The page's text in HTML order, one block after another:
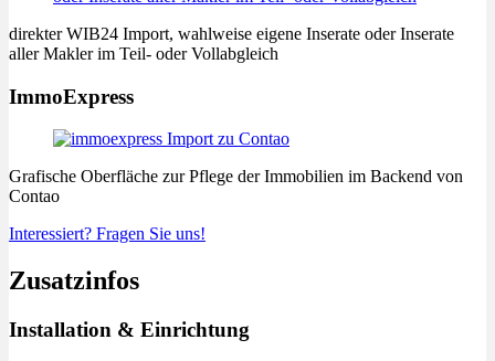
direkter WIB24 Import, wahlweise eigene Inserate oder Inserate
aller Makler im Teil- oder Vollabgleich
ImmoExpress
Grafische Oberfläche zur Pflege der Immobilien im Backend von
Contao
Interessiert? Fragen Sie uns!
Zusatzinfos
Installation & Einrichtung